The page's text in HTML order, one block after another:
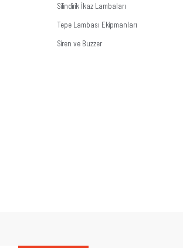
Silindirik İkaz Lambaları
Tepe Lambası Ekipmanları
Siren ve Buzzer